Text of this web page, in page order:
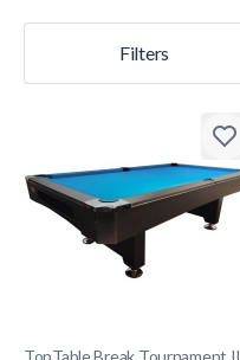
Filters
TopTable Break Tournament II